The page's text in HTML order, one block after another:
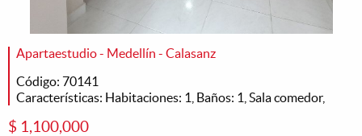
Apartaestudio - Medellín - Calasanz
Código: 70141
Características: Habitaciones: 1, Baños: 1, Sala comedor,
$ 1,100,000